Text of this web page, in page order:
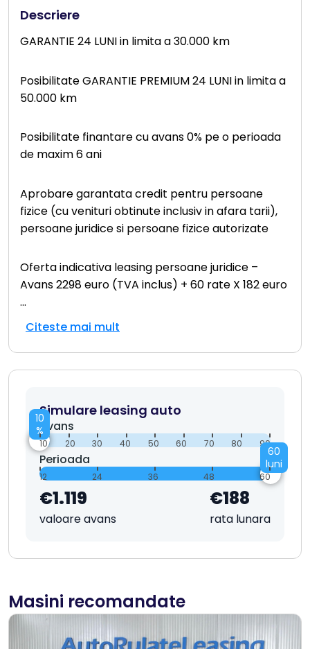
Descriere
GARANTIE 24 LUNI in limita a 30.000 km
Posibilitate GARANTIE PREMIUM 24 LUNI in limita a
50.000 km
Posibilitate finantare cu avans 0% pe o perioada
de maxim 6 ani
Aprobare garantata credit pentru persoane
fizice (cu venituri obtinute inclusiv in afara tarii),
persoane juridice si persoane fizice autorizate
Oferta indicativa leasing persoane juridice –
Avans 2298 euro (TVA inclus) + 60 rate X 182 euro
...
Citeste mai mult
Simulare leasing auto
Avans
10
%
10 20 30 40 50 60 70 80 90
Perioada
60
luni
12 24 36 48 60
€1.119
valoare avans
€188
rata lunara
Masini recomandate